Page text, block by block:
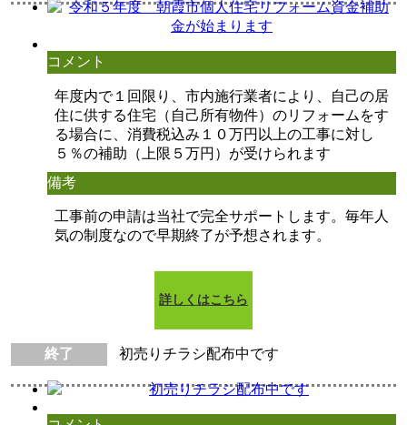
コメント
年度内で１回限り、市内施行業者により、自己の居
住に供する住宅（自己所有物件）のリフォームをす
る場合に、消費税込み１０万円以上の工事に対し
５％の補助（上限５万円）が受けられます
備考
工事前の申請は当社で完全サポートします。毎年人
気の制度なので早期終了が予想されます。
詳しくはこちら
終了 初売りチラシ配布中です